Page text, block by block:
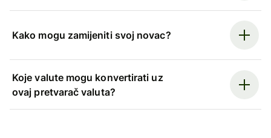
Kako mogu zamijeniti svoj novac?
Koje valute mogu konvertirati uz
ovaj pretvarač valuta?